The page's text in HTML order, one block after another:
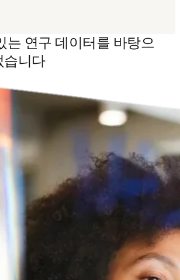
는 연구 데이터를 바탕으
습니다